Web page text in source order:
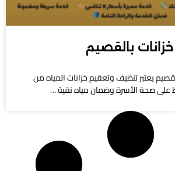
بالقصيم
يعتبر تنظيف وتعقيم خزانات المياه من
على صحة الأسرة وضمان مياه نقية …